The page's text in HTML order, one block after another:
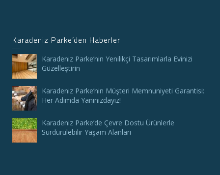
Karadeniz Parke’den Haberler
Karadeniz Parke’nin Yenilikçi Tasarımlarla Evinizi
Güzelleştirin
Karadeniz Parke’nin Müşteri Memnuniyeti Garantisi:
Her Adımda Yanınızdayız!
Karadeniz Parke’de Çevre Dostu Ürünlerle
Sürdürülebilir Yaşam Alanları